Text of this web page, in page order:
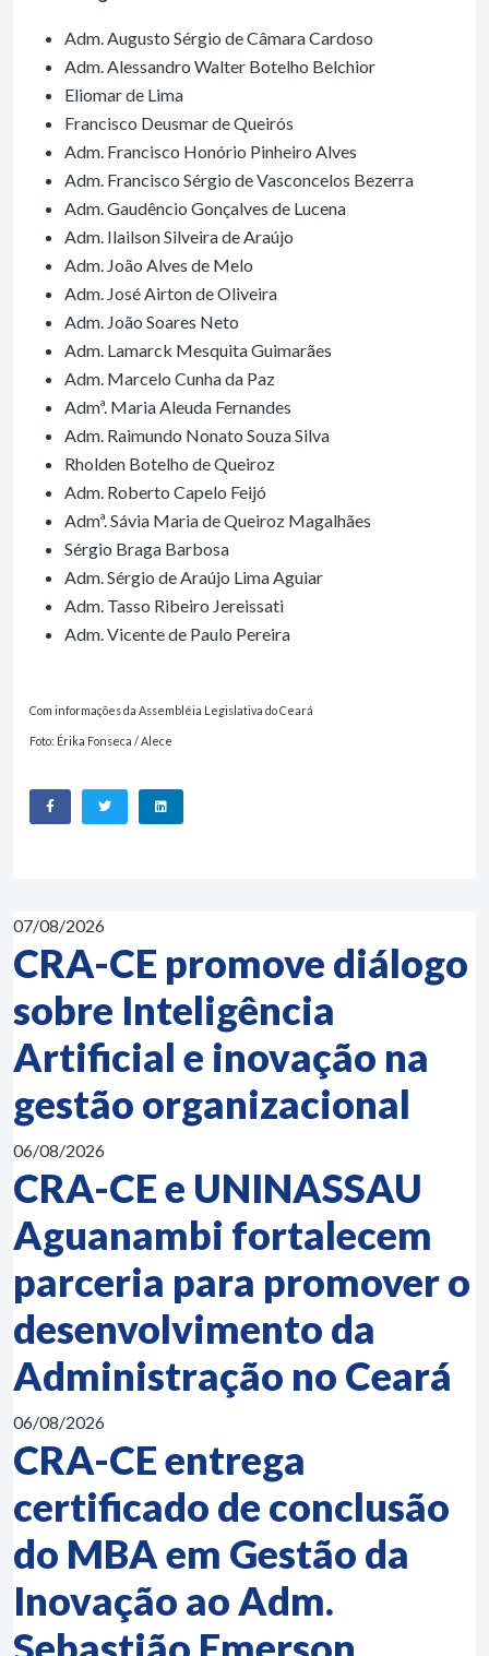
Adm. Augusto Sérgio de Câmara Cardoso
Adm. Alessandro Walter Botelho Belchior
Eliomar de Lima
Francisco Deusmar de Queirós
Adm. Francisco Honório Pinheiro Alves
Adm. Francisco Sérgio de Vasconcelos Bezerra
Adm. Gaudêncio Gonçalves de Lucena
Adm. Ilailson Silveira de Araújo
Adm. João Alves de Melo
Adm. José Airton de Oliveira
Adm. João Soares Neto
Adm. Lamarck Mesquita Guimarães
Adm. Marcelo Cunha da Paz
Admª. Maria Aleuda Fernandes
Adm. Raimundo Nonato Souza Silva
Rholden Botelho de Queiroz
Adm. Roberto Capelo Feijó
Admª. Sávia Maria de Queiroz Magalhães
Sérgio Braga Barbosa
Adm. Sérgio de Araújo Lima Aguiar
Adm. Tasso Ribeiro Jereissati
Adm. Vicente de Paulo Pereira
Com informações da Assembléia Legislativa do Ceará
Foto: Érika Fonseca / Alece
07/08/2026
CRA-CE promove diálogo
sobre Inteligência
Artificial e inovação na
gestão organizacional
06/08/2026
CRA-CE e UNINASSAU
Aguanambi fortalecem
parceria para promover o
desenvolvimento da
Administração no Ceará
06/08/2026
CRA-CE entrega
certificado de conclusão
do MBA em Gestão da
Inovação ao Adm.